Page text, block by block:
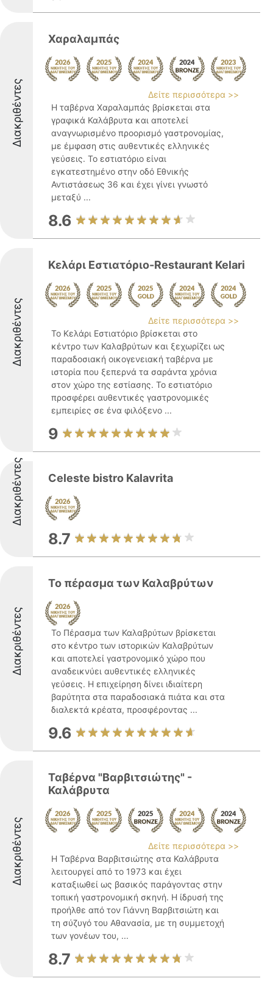
Διακριθέντες
Χαραλαμπάς
Δείτε περισσότερα >>
Η ταβέρνα Χαραλαμπάς βρίσκεται στα
γραφικά Καλάβρυτα και αποτελεί
αναγνωρισμένο προορισμό γαστρονομίας,
με έμφαση στις αυθεντικές ελληνικές
γεύσεις. Το εστιατόριο είναι
εγκατεστημένο στην οδό Εθνικής
Αντιστάσεως 36 και έχει γίνει γνωστό
μεταξύ ...
8.6
Διακριθέντες
Κελάρι Εστιατόριο-Restaurant Kelari
Δείτε περισσότερα >>
Το Κελάρι Εστιατόριο βρίσκεται στο
κέντρο των Καλαβρύτων και ξεχωρίζει ως
παραδοσιακή οικογενειακή ταβέρνα με
ιστορία που ξεπερνά τα σαράντα χρόνια
στον χώρο της εστίασης. Το εστιατόριο
προσφέρει αυθεντικές γαστρονομικές
εμπειρίες σε ένα φιλόξενο ...
9
Διακριθέντες Celeste bistro Kalavrita
8.7
Διακριθέντες
Το πέρασμα των Καλαβρύτων
Το Πέρασμα των Καλαβρύτων βρίσκεται
στο κέντρο των ιστορικών Καλαβρύτων
και αποτελεί γαστρονομικό χώρο που
αναδεικνύει αυθεντικές ελληνικές
γεύσεις. Η επιχείρηση δίνει ιδιαίτερη
βαρύτητα στα παραδοσιακά πιάτα και στα
διαλεκτά κρέατα, προσφέροντας ...
9.6
Διακριθέντες
Ταβέρνα "Βαρβιτσιώτης" -
Καλάβρυτα
Δείτε περισσότερα >>
Η Ταβέρνα Βαρβιτσιώτης στα Καλάβρυτα
λειτουργεί από το 1973 και έχει
καταξιωθεί ως βασικός παράγοντας στην
τοπική γαστρονομική σκηνή. Η ίδρυσή της
προήλθε από τον Γιάννη Βαρβιτσιώτη και
τη σύζυγό του Αθανασία, με τη συμμετοχή
των γονέων του, ...
8.7